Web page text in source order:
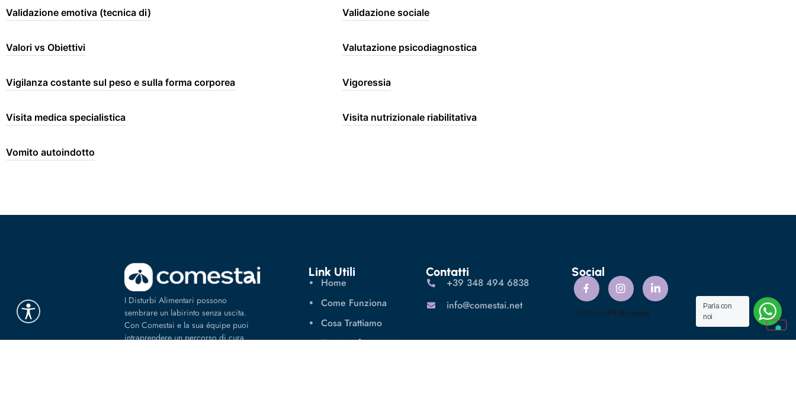
Validazione emotiva (tecnica di) Validazione sociale
Valori vs Obiettivi Valutazione psicodiagnostica
Vigilanza costante sul peso e sulla forma corporea Vigoressia
Visita medica specialistica Visita nutrizionale riabilitativa
Vomito autoindotto
I Disturbi Alimentari possono
sembrare un labirinto senza uscita.
Con Comestai e la sua équipe puoi
intraprendere un percorso di cura
Link Utili
Home
Come Funziona
Cosa Trattiamo
Per i professionisti
Contatti
‪+39 348 494 6838
info@comestai.net
Social
Parla con
noi